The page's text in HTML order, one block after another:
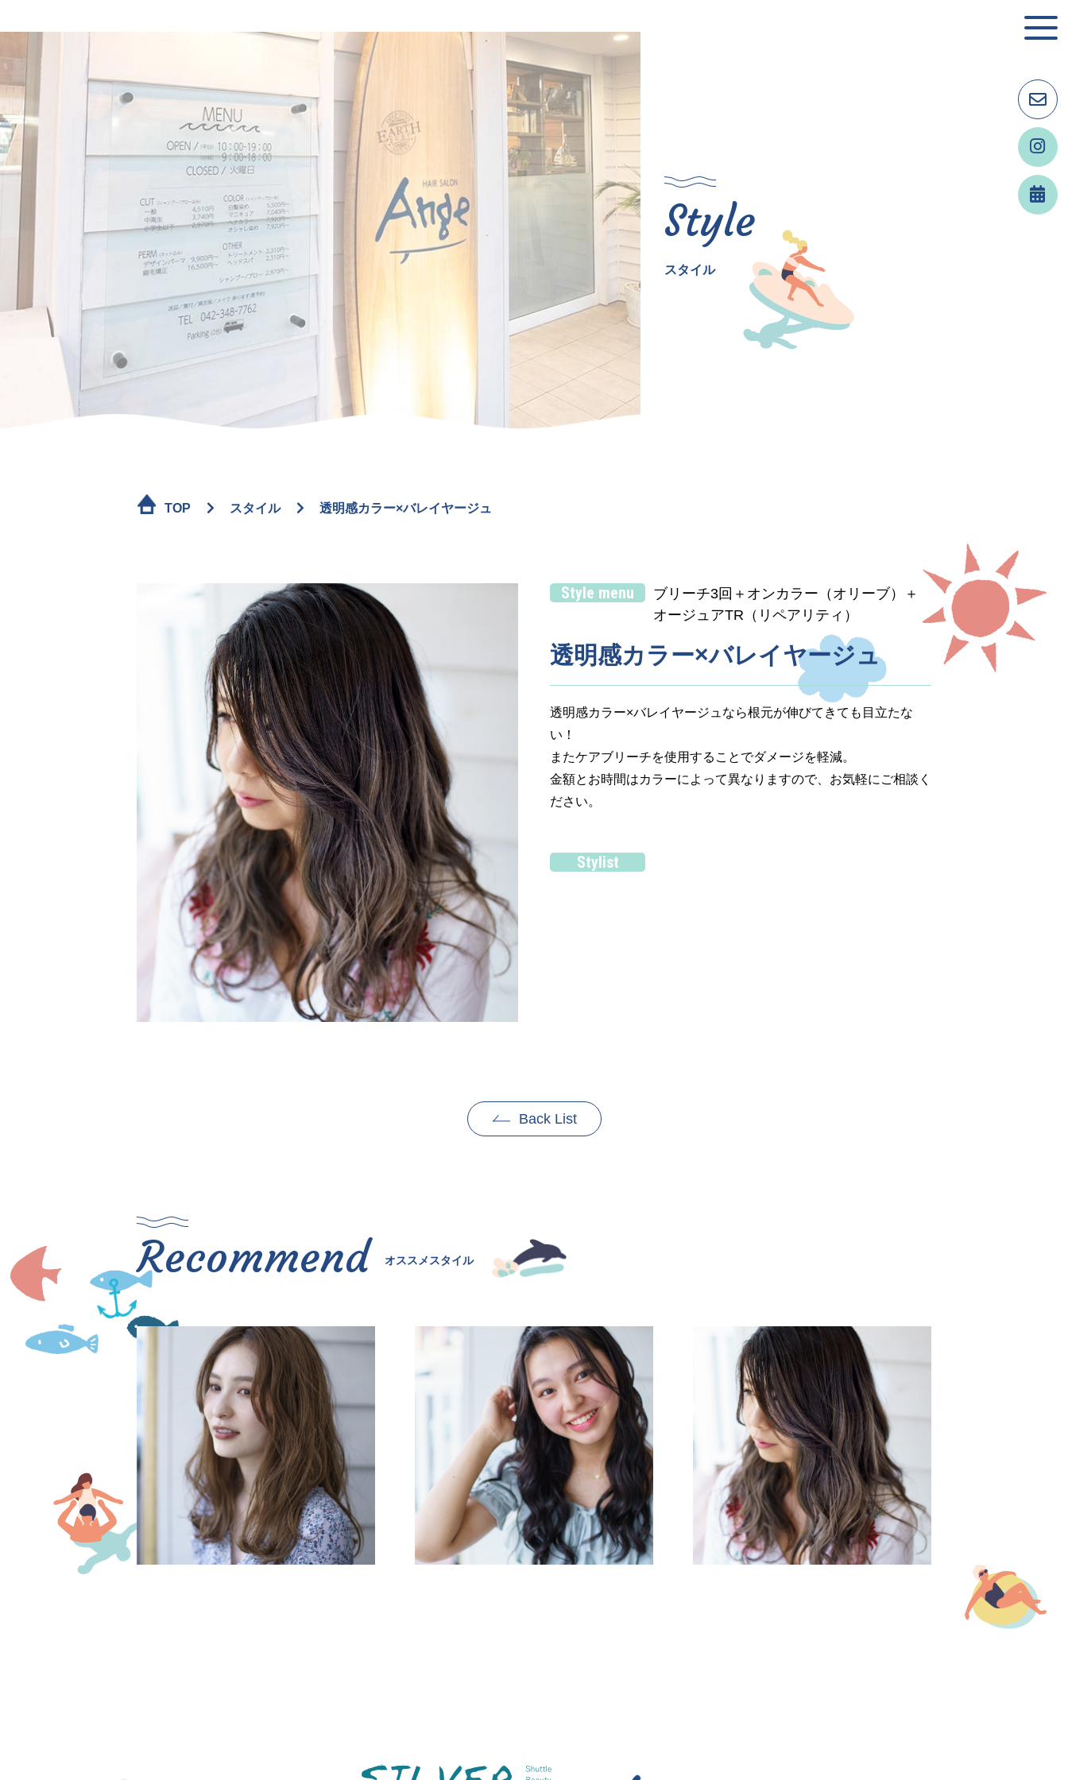
Style
スタイル
TOP スタイル 透明感カラー×バレイヤージュ
Style menu
ブリーチ3回＋オンカラー（オリーブ）＋
オージュアTR（リペアリティ）
透明感カラー×バレイヤージュ
透明感カラー×バレイヤージュなら根元が伸びてきても目立たな
い！
またケアブリーチを使用することでダメージを軽減。
金額とお時間はカラーによって異なりますので、お気軽にご相談く
ださい。
Stylist
Back List
Recommend オススメスタイル